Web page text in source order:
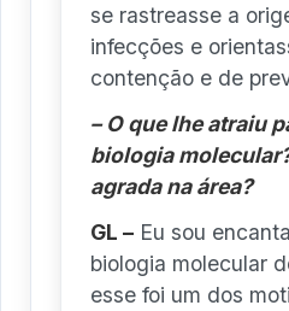
se rastreasse a
infecções e
contenção e de
– O que lhe atraiu
biologia
agrada na área?
GL – Eu sou
biologia molecular
esse foi um dos